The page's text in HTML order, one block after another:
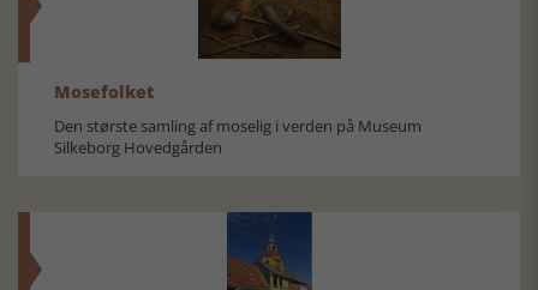
Mosefolket
Den største samling af moselig i verden på Museum
Silkeborg Hovedgården